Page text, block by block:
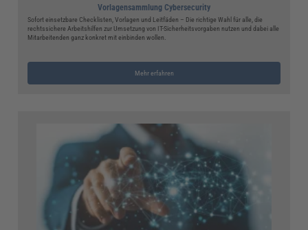
Vorlagensammlung Cybersecurity
Sofort einsetzbare Checklisten, Vorlagen und Leitfäden – Die richtige Wahl für alle, die
rechtssichere Arbeitshilfen zur Umsetzung von IT-Sicherheitsvorgaben nutzen und dabei alle
Mitarbeitenden ganz konkret mit einbinden wollen.
Mehr erfahren